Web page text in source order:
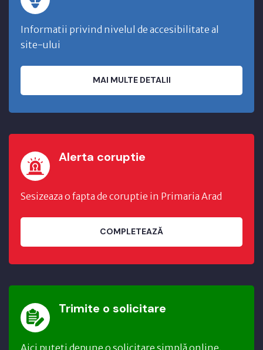
Informatii privind nivelul de accesibilitate al
site-ului
MAI MULTE DETALII
Alerta coruptie
Sesizeaza o fapta de coruptie in Primaria Arad
COMPLETEAZĂ
Trimite o solicitare
Aici puteți depune o solicitare simplă online.